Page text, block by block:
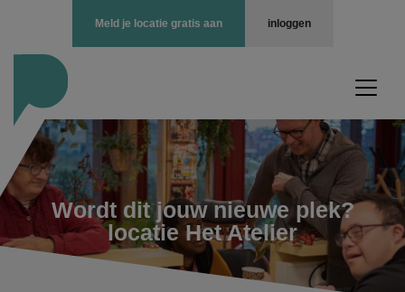
inloggen
Meld je locatie gratis aan
Wordt dit jouw nieuwe plek?
locatie Het Atelier